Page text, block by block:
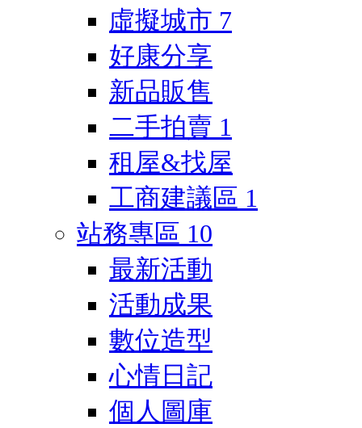
虛擬城市 7
好康分享
新品販售
二手拍賣 1
租屋&找屋
工商建議區 1
站務專區 10
最新活動
活動成果
數位造型
心情日記
個人圖庫